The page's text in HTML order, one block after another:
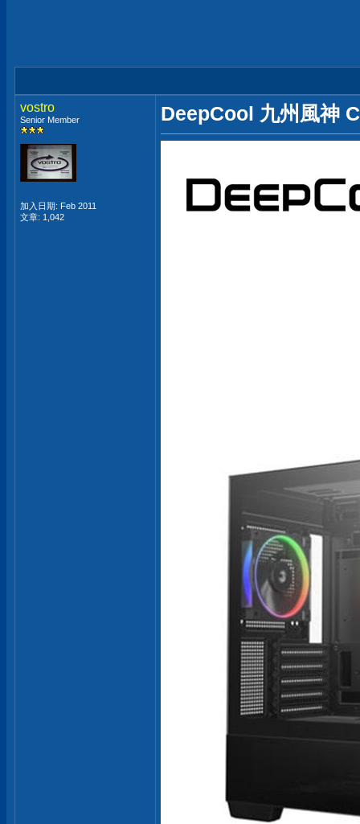
vostro
Senior Member
加入日期: Feb 2011
文章: 1,042
DeepCool 九州風神